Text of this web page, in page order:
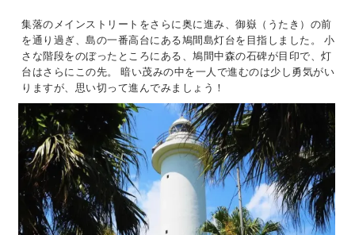
集落のメインストリートをさらに奥に進み、御嶽（うたき）の前
を通り過ぎ、島の一番高台にある鳩間島灯台を目指しました。 小
さな階段をのぼったところにある、鳩間中森の石碑が目印で、灯
台はさらにこの先。 暗い茂みの中を一人で進むのは少し勇気がい
りますが、思い切って進んでみましょう！